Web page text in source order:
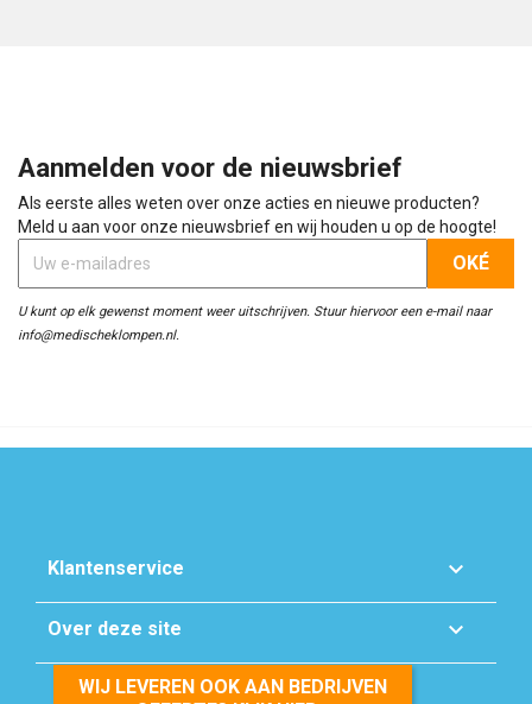
Aanmelden voor de nieuwsbrief
Als eerste alles weten over onze acties en nieuwe producten?
Meld u aan voor onze nieuwsbrief en wij houden u op de hoogte!
U kunt op elk gewenst moment weer uitschrijven. Stuur hiervoor een e-mail naar
info@medischeklompen.nl.
Klantenservice 
Over deze site 
WIJ LEVEREN OOK AAN BEDRIJVEN